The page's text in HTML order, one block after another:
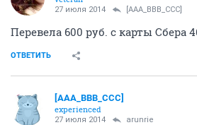
27 июля 2014 [AAA_BBB_CCC]
Перевела 600 руб. с карты Сбера
ОТВЕТИТЬ
[AAA_BBB_CCC]
experienced
27 июля 2014 arunrie